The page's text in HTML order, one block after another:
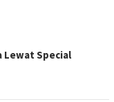
Lewat Special